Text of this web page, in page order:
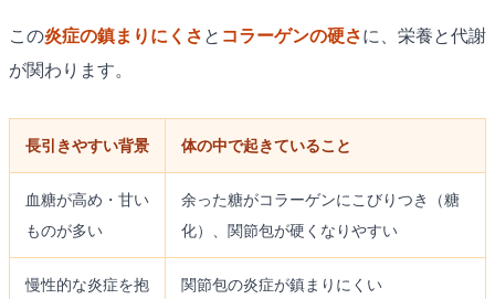
この炎症の鎮まりにくさ と コラーゲンの硬さに、栄養と代謝
が関わります。
長引きやすい背景 体の中で起きていること
血糖が高め・甘い
ものが多い
余った糖がコラーゲンにこびりつき（糖
化）、関節包が硬くなりやすい
慢性的な炎症を抱
関節包の炎症が鎮まりにくい